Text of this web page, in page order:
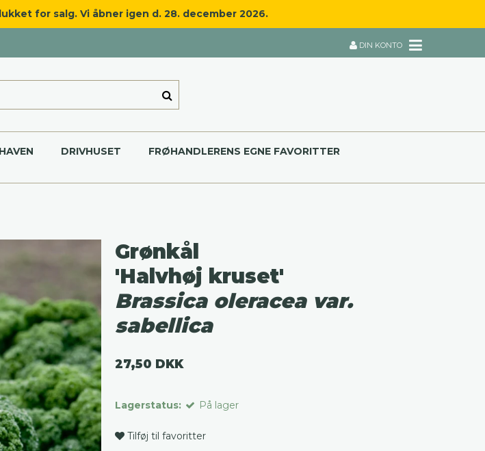
for salg. Vi åbner igen d. 28. december 2026.
DIN KONTO
DRIVHUSET FRØHANDLERENS EGNE FAVORITTER
Grønkål
'Halvhøj kruset'
Brassica oleracea var.
sabellica
27,50 DKK
Lagerstatus: På lager
Tilføj til favoritter